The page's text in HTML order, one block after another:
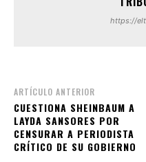
https://
ARTÍCULO ANTERIOR
CUESTIONA SHEINBAUM A
LAYDA SANSORES POR
CENSURAR A PERIODISTA
CRÍTICO DE SU GOBIERNO